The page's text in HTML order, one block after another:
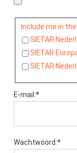
Include
me
in
these
directories
Include me in
SIETAR
SIETAR
SIETAR
E-mail:*
Wachtwoord:*